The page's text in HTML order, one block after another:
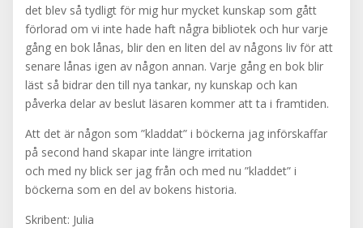
det blev så tydligt för mig hur mycket kunskap som gått
förlorad om vi inte hade haft några bibliotek och hur varje
gång en bok lånas, blir den en liten del av någons liv för att
senare lånas igen av någon annan. Varje gång en bok blir
läst så bidrar den till nya tankar, ny kunskap och kan
påverka delar av beslut läsaren kommer att ta i framtiden.
Att det är någon som ”kladdat” i böckerna jag införskaffar
på second hand skapar inte längre irritation
och med ny blick ser jag från och med nu ”kladdet” i
böckerna som en del av bokens historia.
Skribent: Julia